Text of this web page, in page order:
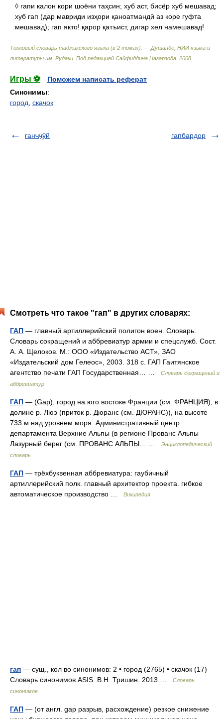
◊ гапи калон кори шоёни таҳсин; хуб аст, бисёр хуб мешавад;
хуб гап (дар мавриди изҳори қаноатмандӣ аз коре гуфта
мешавад); гап якто! қарор қатъист, дигар хел намешавад!
Толковый словарь таджикского языка (в 2 томах). — Душанбе, НИИ языка и
литературы им. Рудаки Под редакцией Сайфиддина Назарзода 2008
Игры ⚽
Поможем написать реферат
Синонимы:
город скачок
ганҷҷӯй гапбардор
Смотреть что такое "гап" в других словарях:
ГАП — главный артиллерийский полигон воен. Словарь:
Словарь сокращений и аббревиатур армии и спецслужб. Сост.
А. А. Щелоков. М.: ООО «Издательство АСТ», ЗАО
«Издательский дом Гелеос», 2003. 318 с. ГАП Гаитянское
агентство печати ГАП Государственная… …
Словарь сокращений и
аббревиатур
ГАП — (Gap), город на юго востоке Франции (см. ФРАНЦИЯ), в
долине р. Люэ (приток р. Дюранс (см. ДЮРАНС)), на высоте
733 м над уровнем моря. Административный центр
департамента Верхние Альпы (в регионе Прованс Альпы
Лазурный берег (см. ПРОВАНС АЛЬПЫ… …
Энциклопедический
словарь
ГАП — трёхбуквенная аббревиатура: гаубичный
артиллерийский полк. главный архитектор проекта. гибкое
автоматическое производство …
Википедия
гап — сущ., кол во синонимов: 2 • город (2765) • скачок (17)
Словарь синонимов ASIS. В.Н. Тришин. 2013 …
Словарь
синонимов
ГАП — (от англ. gap разрыв, расхождение) резкое снижение